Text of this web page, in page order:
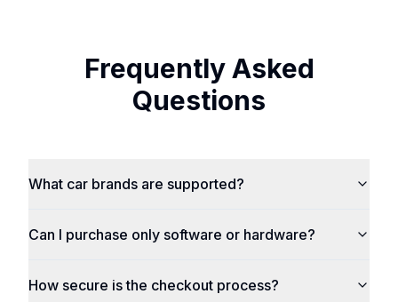
Frequently Asked
Questions
What car brands are supported?
Can I purchase only software or hardware?
How secure is the checkout process?